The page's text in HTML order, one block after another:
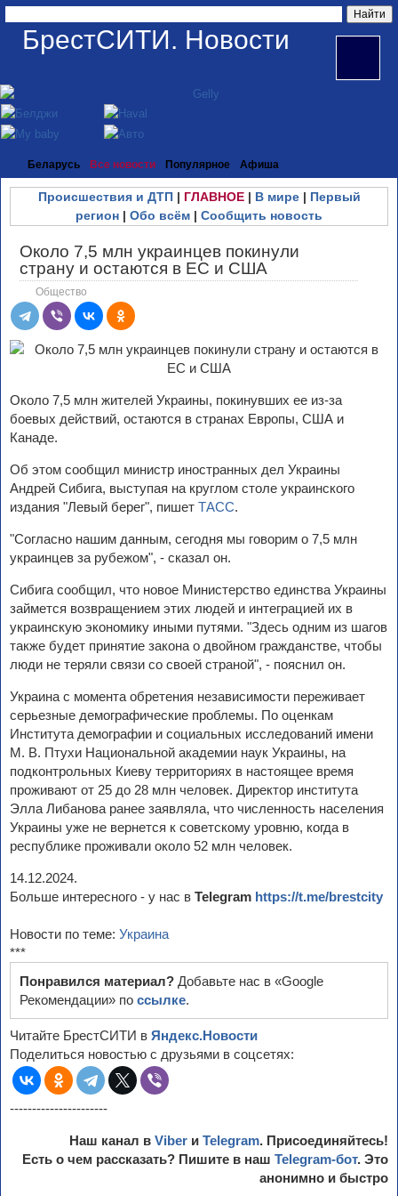
БрестСИТИ. Новости
Беларусь Все новости Популярное Афиша
Происшествия и ДТП| ГЛАВНОЕ| В мире| Первый
регион | Обо всём | Сообщить новость
Около 7,5 млн украинцев покинули
страну и остаются в ЕС и США
Общество
Около 7,5 млн жителей Украины, покинувших ее из-за
боевых действий, остаются в странах Европы, США и
Канаде.
Об этом сообщил министр иностранных дел Украины
Андрей Сибига, выступая на круглом столе украинского
издания "Левый берег", пишет ТАСС.
"Согласно нашим данным, сегодня мы говорим о 7,5 млн
украинцев за рубежом", - сказал он.
Сибига сообщил, что новое Министерство единства Украины
займется возвращением этих людей и интеграцией их в
украинскую экономику иными путями. "Здесь одним из шагов
также будет принятие закона о двойном гражданстве, чтобы
люди не теряли связи со своей страной", - пояснил он.
Украина с момента обретения независимости переживает
серьезные демографические проблемы. По оценкам
Института демографии и социальных исследований имени
М. В. Птухи Национальной академии наук Украины, на
подконтрольных Киеву территориях в настоящее время
проживают от 25 до 28 млн человек. Директор института
Элла Либанова ранее заявляла, что численность населения
Украины уже не вернется к советскому уровню, когда в
республике проживали около 52 млн человек.
14.12.2024.
Больше интересного - у нас в Telegram https://t.me/brestcity
Новости по теме: Украина
***
Понравился материал? Добавьте нас в «Google
Рекомендации» по ссылке.
Читайте БрестСИТИ в Яндекс.Новости
Поделиться новостью с друзьями в соцсетях:
----------------------
Наш канал в Viber и Telegram. Присоединяйтесь!
Есть о чем рассказать? Пишите в наш Telegram-бот. Это
анонимно и быстро